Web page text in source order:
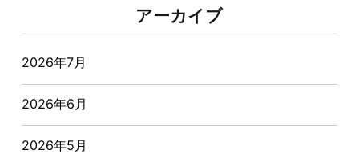
オーナー様からの質問
おすすめ物件
お客様インタビュー
アーカイブ
2026年7月
2026年6月
2026年5月